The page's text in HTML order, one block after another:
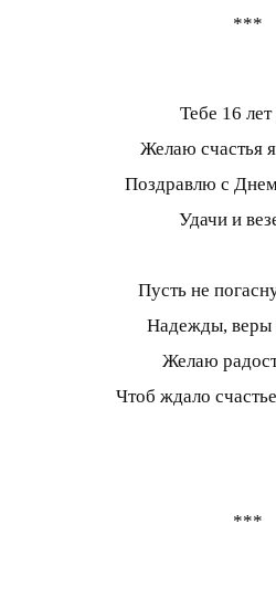
***
Тебе 16
Желаю счастья
Поздравлю с
Удачи и
Пусть не
Надежды, веры
Желаю
Чтоб ждало
***